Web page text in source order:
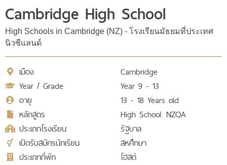
Cambridge High School
High Schools in Cambridge (NZ) - โรงเรียนมัธยมที่ประเทศ
นิวซีแลนด์
เมือง
Cambridge
Year / Grade
Year 9 - 13
อายุ
13 - 18 Years old
หลักสูตร
High School: NZQA
ประเภทโรงเรียน
รัฐบาล
เปิดรับสมัครนักเรียน
สหศึกษา
ประเภทที่พัก
โฮสต์